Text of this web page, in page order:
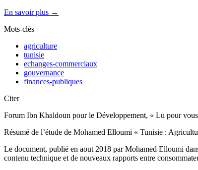
En savoir plus →
Mots-clés
agriculture
tunisie
echanges-commerciaux
gouvernance
finances-publiques
Citer
Forum Ibn Khaldoun pour le Développement, « Lu pour
Résumé de l’étude de Mohamed Elloumi « Tunisie :
Le document, publié en aout 2018 par Mohamed Elloumi
contenu technique et de nouveaux rapports entre